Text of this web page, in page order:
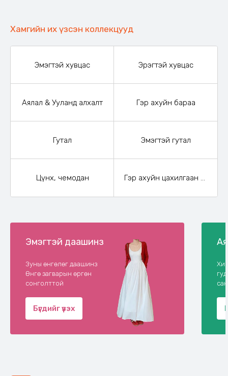
Хамгийн их үзсэн коллекцууд
Эмэгтэй хувцас Эрэгтэй хувцас
Аялал & Ууланд алхалт Гэр ахуйн бараа
Гутал Эмэгтэй гутал
Цүнх, чемодан
Эмэгтэй даашинз
Зуны өнгөлөг даашинз
Өнгө загварын өргөн
сонголттой
Бүгдийг үзэх